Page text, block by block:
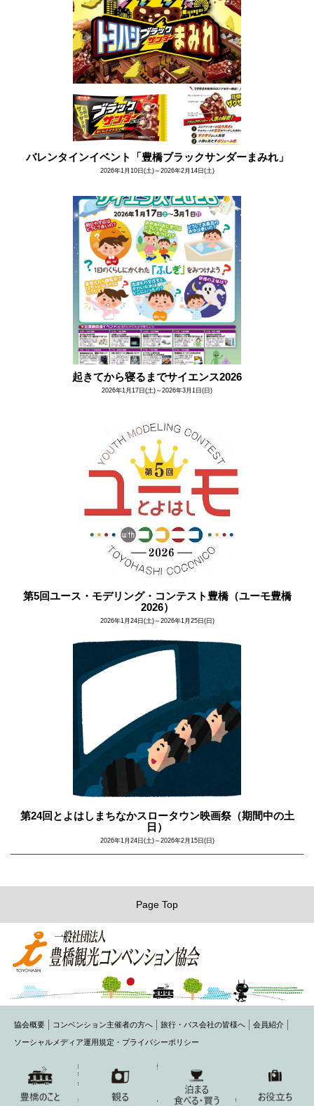
バレンタインイベント「豊橋ブラックサンダーまみれ」
2026年1月10日(土)～2026年2月14日(土)
起きてから寝るまでサイエンス2026
2026年1月17日(土)～2026年3月1日(日)
第5回ユース・モデリング・コンテスト豊橋（ユーモ豊橋
2026）
2026年1月24日(土)～2026年1月25日(日)
第24回とよはしまちなかスロータウン映画祭（期間中の土
日）
2026年1月24日(土)～2026年2月15日(日)
Page Top
協会概要 コンベンション主催者の方へ 旅行・バス会社の皆様へ 会員紹介
ソーシャルメディア運用規定・プライバシーポリシー
〒440-0075 豊橋市花田町字石塚42-1(豊橋商工会議所内)
TEL： 0532-54-1484 FAX： 0532-54-2220
MAIL： toyohashi@honokuni.or.jp
Copyright 2015 Toyohashi Visitors & Convention Association All Rights Reserved.